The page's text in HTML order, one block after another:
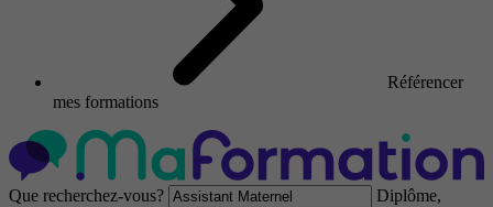
Référencer
mes formations
Que recherchez-vous?
Diplôme,